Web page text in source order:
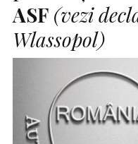
ASF (vezi
Wlassopol)